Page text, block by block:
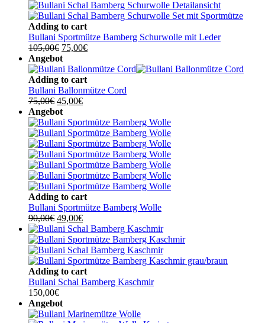
Adding to cart
Bullani Sportmütze Bamberg Schurwolle mit Leder
105,00€ Ursprünglicher
Preis
war:
105,00€
75,00€Aktueller
ist:
Angebot
Adding to cart
Bullani Ballonmütze Cord
75,00€ Ursprünglicher
Preis
war:
75,00€
45,00€Aktueller
ist:
45,00€.
Angebot
Adding to cart
Bullani Sportmütze Bamberg Wolle
90,00€ Ursprünglicher
Preis
war:
90,00€
49,00€Aktueller
Preis
ist:
49,00€.
Adding to cart
Bullani Schal Bamberg Kaschmir
150,00€
Angebot